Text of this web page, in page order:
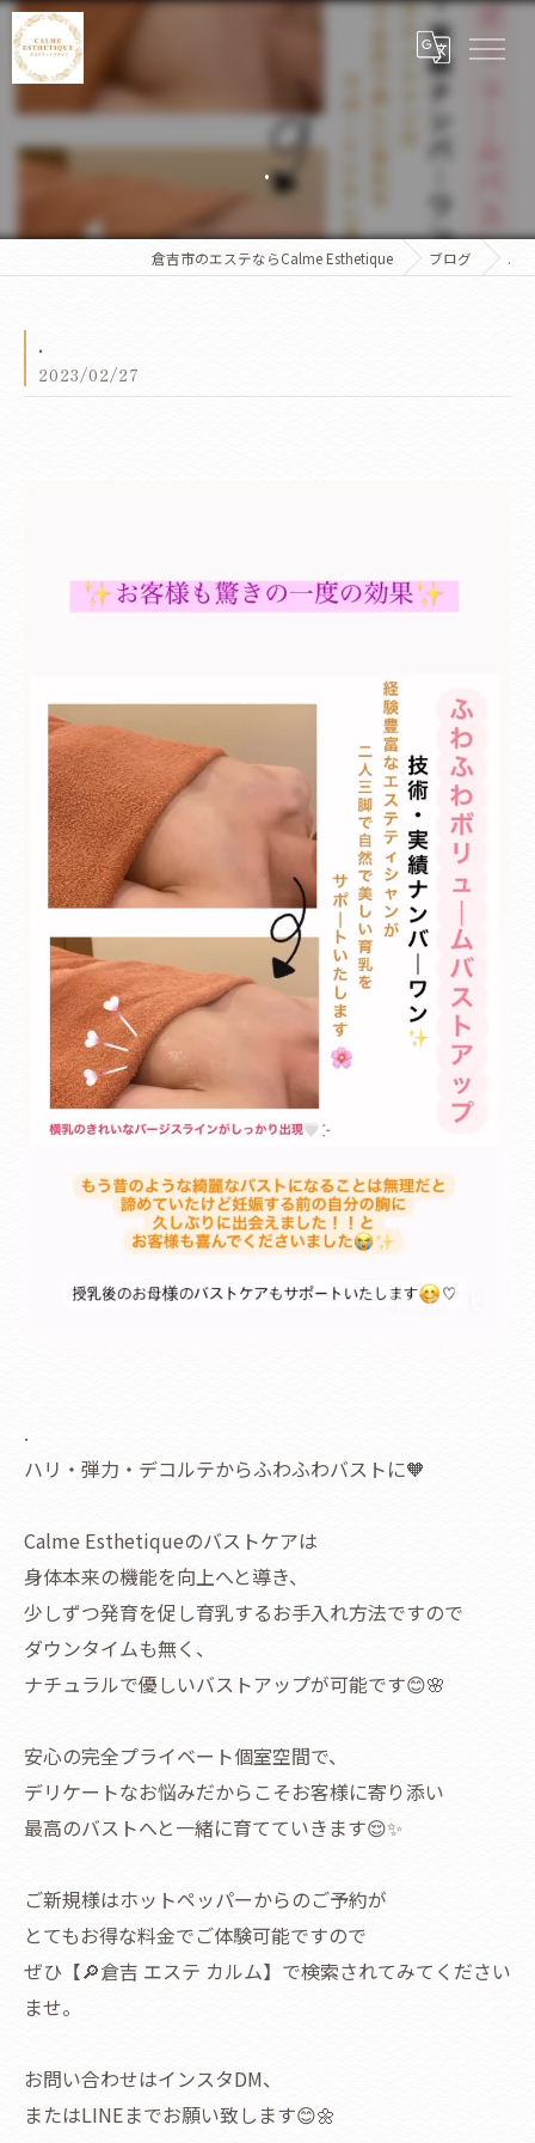
.
倉吉市のエステならCalme Esthetique ブログ .
.
2023/02/27
.
ハリ・弾力・デコルテからふわふわバストに🧡
Calme Esthetiqueのバストケアは
身体本来の機能を向上へと導き、
少しずつ発育を促し育乳するお手入れ方法ですので
ダウンタイムも無く、
ナチュラルで優しいバストアップが可能です😊🌸
安心の完全プライベート個室空間で、
デリケートなお悩みだからこそお客様に寄り添い
最高のバストへと一緒に育てていきます😌✨
ご新規様はホットペッパーからのご予約が
とてもお得な料金でご体験可能ですので
ぜひ【🔎倉吉 エステ カルム】で検索されてみてください
ませ。
お問い合わせはインスタDM、
またはLINEまでお願い致します😊🌼